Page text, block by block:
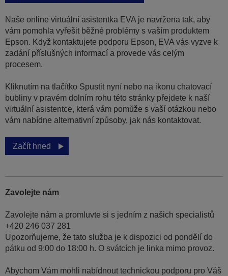
Naše online virtuální asistentka EVA je navržena tak, aby
vám pomohla vyřešit běžné problémy s vaším produktem
Epson. Když kontaktujete podporu Epson, EVA vás vyzve k
zadání příslušných informací a provede vás celým
procesem.
Kliknutím na tlačítko Spustit nyní nebo na ikonu chatovací
bubliny v pravém dolním rohu této stránky přejdete k naší
virtuální asistentce, která vám pomůže s vaší otázkou nebo
vám nabídne alternativní způsoby, jak nás kontaktovat.
Začít hned
Zavolejte nám
Zavolejte nám a promluvte si s jedním z našich specialistů
+420 246 037 281
Upozorňujeme, že tato služba je k dispozici od pondělí do
pátku od 9:00 do 18:00 h. O svátcích je linka mimo provoz.
Abychom Vám mohli nabídnout technickou podporu pro Váš